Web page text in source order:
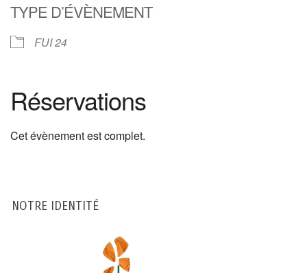
TYPE D’ÉVÈNEMENT
FUI 24
Réservations
Cet évènement est complet.
NOTRE IDENTITÉ